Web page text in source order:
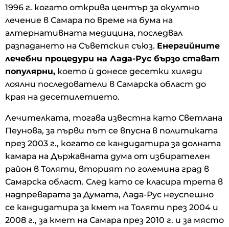
1996 г. когато открива център за окултно
лечение в Самара по време на бума на
алтернативната медицина, последвал
разпадането на Съветския съюз. Енергийните
лечебни процедури на Лада-Рус бързо стават
популярни, което ѝ донесе десетки хиляди
лоялни последователи в Самарска област до
края на десетилетието.
Лечителката, тогава известна като Светлана
Пеунова, за първи път се впусна в политиката
през 2003 г., когато се кандидатира за долната
камара на Държавната дума от избирателен
район в Толяти, вторият по големина град в
Самарска област. След като се класира трета в
надпреварата за Думата, Лада-Рус неуспешно
се кандидатира за кмет на Толяти през 2004 и
2008 г., за кмет на Самара през 2010 г. и за място